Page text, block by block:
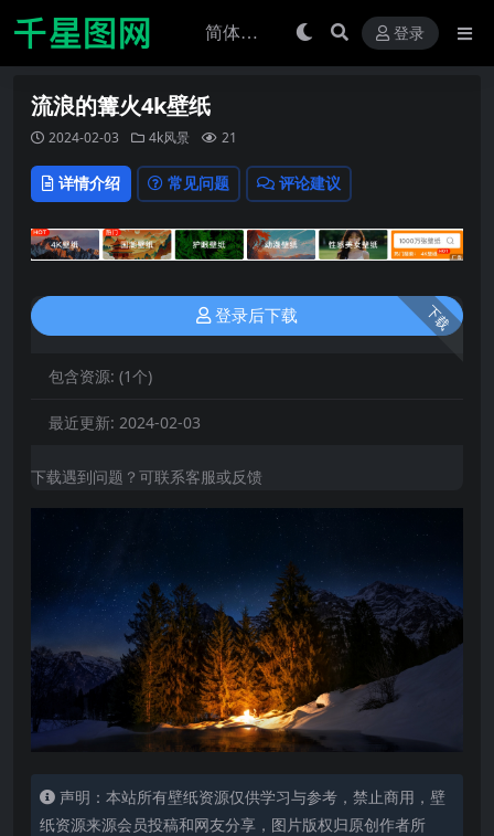
登录
流浪的篝火4k壁纸
2024-02-03 4k风景 21
详情介绍 常见问题 评论建议
下载
登录后下载
包含资源: (1个)
最近更新: 2024-02-03
下载遇到问题？可联系客服或反馈
声明：本站所有壁纸资源仅供学习与参考，禁止商用，壁
纸资源来源会员投稿和网友分享，图片版权归原创作者所